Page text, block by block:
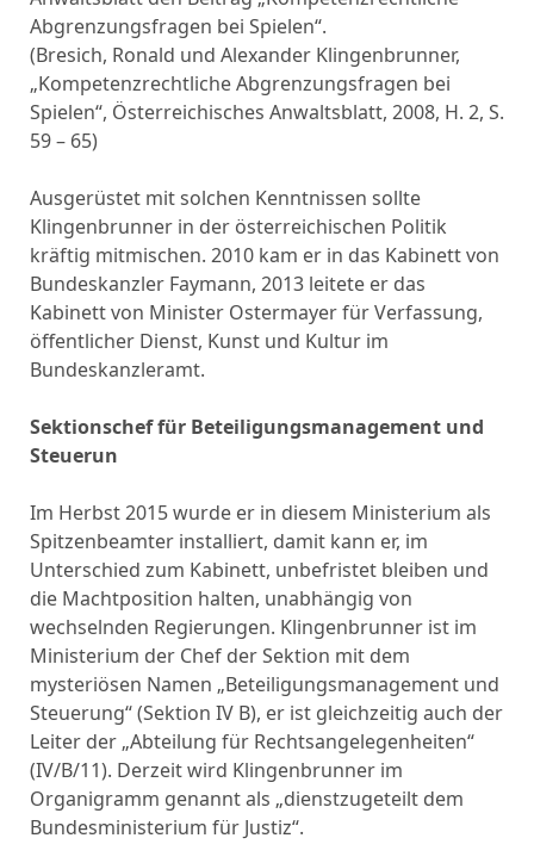
Abgrenzungsfragen bei Spielen“.
(Bresich, Ronald und Alexander Klingenbrunner,
„Kompetenzrechtliche Abgrenzungsfragen bei
Spielen“, Österreichisches Anwaltsblatt, 2008, H. 2, S.
59 – 65)
Ausgerüstet mit solchen Kenntnissen sollte
Klingenbrunner in der österreichischen Politik
kräftig mitmischen. 2010 kam er in das Kabinett von
Bundeskanzler Faymann, 2013 leitete er das
Kabinett von Minister Ostermayer für Verfassung,
öffentlicher Dienst, Kunst und Kultur im
Bundeskanzleramt.
Sektionschef für Beteiligungsmanagement und
Steuerun
Im Herbst 2015 wurde er in diesem Ministerium als
Spitzenbeamter installiert, damit kann er, im
Unterschied zum Kabinett, unbefristet bleiben und
die Machtposition halten, unabhängig von
wechselnden Regierungen. Klingenbrunner ist im
Ministerium der Chef der Sektion mit dem
mysteriösen Namen „Beteiligungsmanagement und
Steuerung“ (Sektion IV B), er ist gleichzeitig auch der
Leiter der „Abteilung für Rechtsangelegenheiten“
(IV/B/11). Derzeit wird Klingenbrunner im
Organigramm genannt als „dienstzugeteilt dem
Bundesministerium für Justiz“.